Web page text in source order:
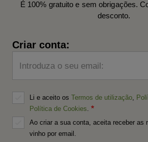
É 100% gratuito e sem obrigações.
desconto.
Criar conta:
Introduza o seu email:
Li e aceito os Termos de utilização,
Política de Cookies.
Ao criar a sua conta, aceita receber as
vinho por email.